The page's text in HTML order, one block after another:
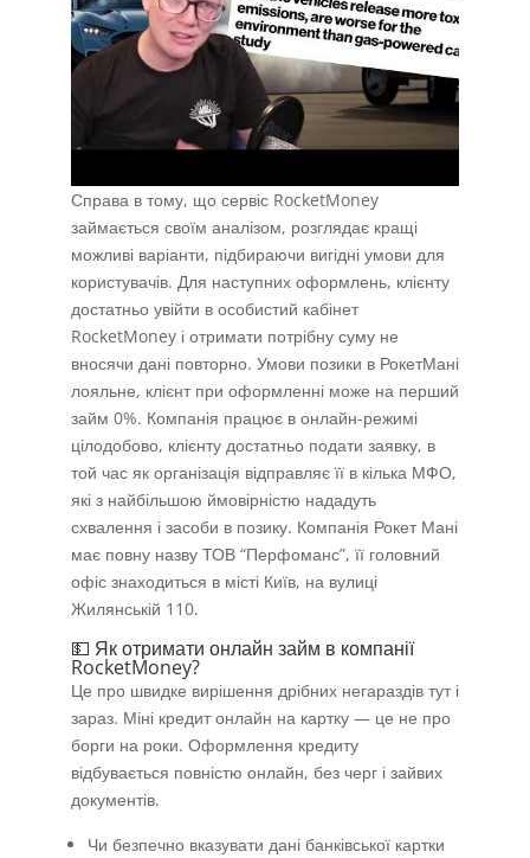
Справа в тому, що сервіс RocketMoney
займається своїм аналізом, розглядає кращі
можливі варіанти, підбираючи вигідні умови для
користувачів. Для наступних оформлень, клієнту
достатньо увійти в особистий кабінет
RocketMoney і отримати потрібну суму не
вносячи дані повторно. Умови позики в РокетМані
лояльне, клієнт при оформленні може на перший
займ 0%. Компанія працює в онлайн-режимі
цілодобово, клієнту достатньо подати заявку, в
той час як організація відправляє її в кілька МФО,
які з найбільшою ймовірністю нададуть
схвалення і засоби в позику. Компанія Рокет Мані
має повну назву ТОВ “Перфоманс”, її головний
офіс знаходиться в місті Київ, на вулиці
Жилянській 110.
💵 Як отримати онлайн займ в компанії
RocketMoney?
Це про швидке вирішення дрібних негараздів тут і
зараз. Міні кредит онлайн на картку — це не про
борги на роки. Оформлення кредиту
відбувається повністю онлайн, без черг і зайвих
документів.
Чи безпечно вказувати дані банківської картки